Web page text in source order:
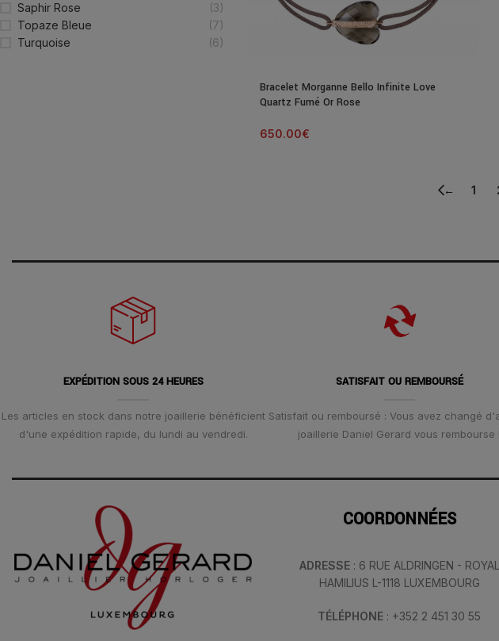
Saphir Rose
(3)
Topaze Bleue
(7)
Turquoise
(6)
Bracelet Morganne Bello Infinite Love
Quartz Fumé Or Rose
650.00€
← 1
EXPÉDITION SOUS 24 HEURES
Les articles en stock dans notre joaillerie bénéficient
d'une expédition rapide, du lundi au vendredi.
SATISFAIT OU REMBOURSÉ
Satisfait ou remboursé : Vous avez changé
joaillerie Daniel Gerard vous rembourse !
COORDONNÉES
ADRESSE: 6 RUE ALDRINGEN - ROYAL
HAMILIUS L-1118 LUXEMBOURG
TÉLÉPHONE : +352 2 451 30 55